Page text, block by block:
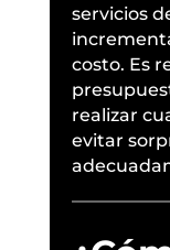
servicios
costo. Es
realizar
evitar